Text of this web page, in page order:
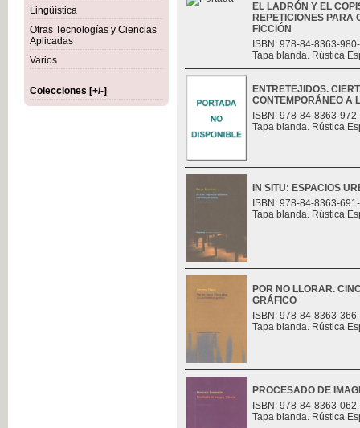
Lingüística
Otras Tecnologías y Ciencias
Aplicadas
Varios
Colecciones [+/-]
EL LADRÓN Y EL
REPETICIONES
FICCIÓN
ISBN: 978-84-8363-
Tapa blanda. Rústica
ENTRETEJIDOS.
CONTEMPORÁNEO A
ISBN: 978-84-8363-
Tapa blanda. Rústica
IN SITU: ESPACIOS
ISBN: 978-84-8363-
Tapa blanda. Rústica
POR NO LLORAR.
GRÁFICO
ISBN: 978-84-8363-
Tapa blanda. Rústica
PROCESADO DE
ISBN: 978-84-8363-
Tapa blanda. Rústica